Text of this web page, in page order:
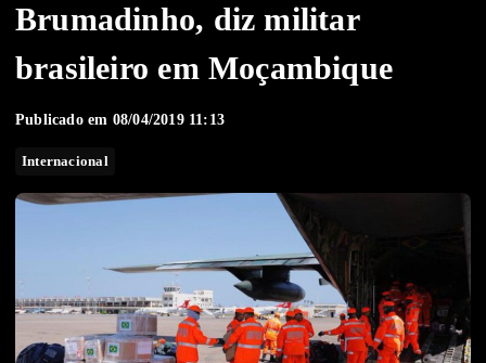
Brumadinho, diz militar
brasileiro em Moçambique
Publicado em 08/04/2019 11:13
Internacional